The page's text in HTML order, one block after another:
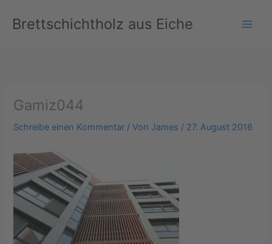
InhaltBrettschichtholz aus Eiche
Gamiz044
Schreibe einen Kommentar / Von James / 27. August 2016